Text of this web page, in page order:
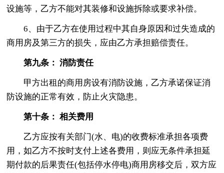
设施等，乙方不能对其装修和设施拆除或要求补偿。
6、由于乙方在使用过程中其自身原因和过失造成的
商用房及第三方的损失，应由乙方承担赔偿责任。
第九条： 消防责任
甲方出租的商用房设有消防设施，乙方承诺保证消
防设施的正常有效，防止火灾隐患。
第十条： 相关费用
乙方应按有关部门(水、电)的收费标准承担各项费
用，如乙方不按时支付上述各费用，则应无条件承担延
期付款的后果责任(包括停水停电)商用房移交后，双方应